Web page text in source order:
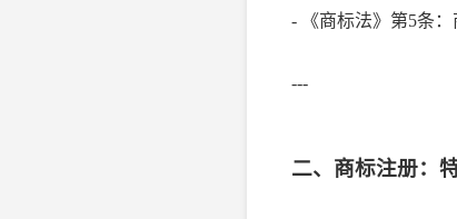
- 《商标法》第5条
---
二、商标注册：